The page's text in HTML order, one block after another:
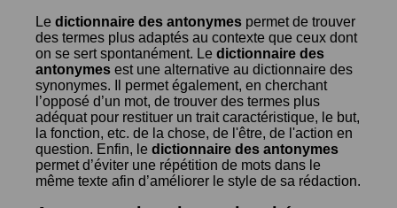
Le dictionnaire des antonymes permet de trouver
des termes plus adaptés au contexte que ceux dont
on se sert spontanément. Le dictionnaire des
antonymes est une alternative au dictionnaire des
synonymes. Il permet également, en cherchant
l’opposé d’un mot, de trouver des termes plus
adéquat pour restituer un trait caractéristique, le but,
la fonction, etc. de la chose, de l'être, de l'action en
question. Enfin, le dictionnaire des antonymes
permet d’éviter une répétition de mots dans le
même texte afin d’améliorer le style de sa rédaction.